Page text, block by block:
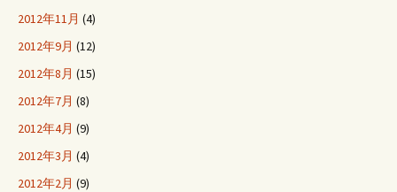
2012年11月 (4)
2012年9月 (12)
2012年8月 (15)
2012年7月 (8)
2012年4月 (9)
2012年3月 (4)
2012年2月 (9)